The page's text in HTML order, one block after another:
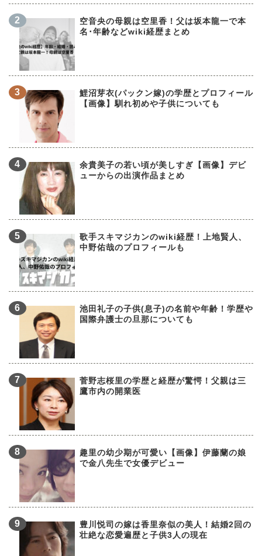
空音央の母親は空里香！父は坂本龍一で本
名･年齢などwiki経歴まとめ
鯉沼芽衣(パックン嫁)の学歴とプロフィール
【画像】馴れ初めや子供についても
余貴美子の若い頃が美しすぎ【画像】デビ
ューからの出演作品まとめ
歌手スキマジカンのwiki経歴！上地賢人、
中野佑哉のプロフィールも
池田礼子の子供(息子)の名前や年齢！学歴や
国際弁護士の旦那についても
菅野志桜里の学歴と経歴が驚愕！父親は三
鷹市内の開業医
趣里の幼少期が可愛い【画像】伊藤蘭の娘
で金八先生で女優デビュー
豊川悦司の嫁は香里奈似の美人！結婚2回の
壮絶な恋愛遍歴と子供3人の現在